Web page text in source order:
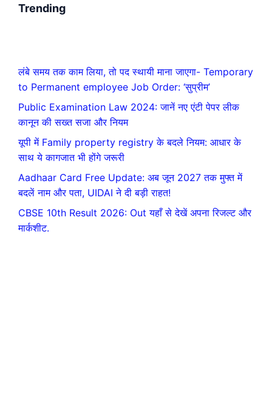
Trending
लंबे समय तक काम लिया, तो पद स्थायी माना जाएगा- Temporary
to Permanent employee Job Order: ‘सुप्रीम’
Public Examination Law 2024: जानें नए एंटी पेपर लीक
कानून की सख्त सजा और नियम
यूपी में Family property registry के बदले नियम: आधार के
साथ ये कागजात भी होंगे जरूरी
Aadhaar Card Free Update: अब जून 2027 तक मुफ्त में
बदलें नाम और पता, UIDAI ने दी बड़ी राहत!
CBSE 10th Result 2026: Out यहाँ से देखें अपना रिजल्ट और
मार्कशीट.